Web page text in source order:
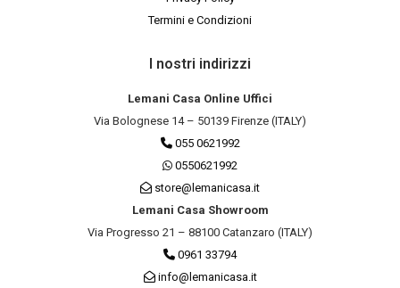
Termini e Condizioni
I nostri indirizzi
Lemani Casa Online Uffici
Via Bolognese 14 – 50139 Firenze (ITALY)
055 0621992
0550621992
store@lemanicasa.it
Lemani Casa Showroom
Via Progresso 21 – 88100 Catanzaro (ITALY)
0961 33794
info@lemanicasa.it